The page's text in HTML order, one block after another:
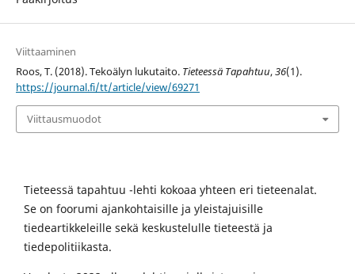
Viittaaminen
Roos, T. (2018). Tekoälyn lukutaito. Tieteessä Tapahtuu,36(1).
https://journal.fi/tt/article/view/69271
Viittausmuodot
Tieteessä tapahtuu -lehti kokoaa yhteen eri tieteenalat.
Se on foorumi ajankohtaisille ja yleistajuisille
tiedeartikkeleille sekä keskustelulle tieteestä ja
tiedepolitiikasta.